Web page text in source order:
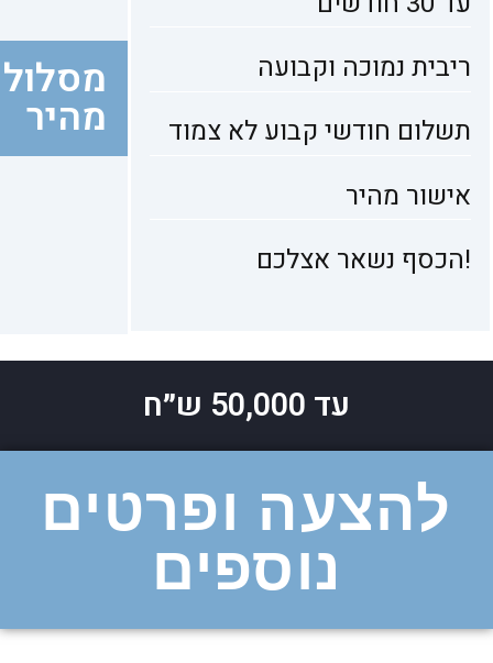
ריבית נמוכה וקבועה
תשלום חודשי קבוע לא צמוד
אישור מהיר
!הכסף נשאר אצלכם
מסלול
מהיר
עד 50,000 ש״ח
להצעה ופרטים
נוספים